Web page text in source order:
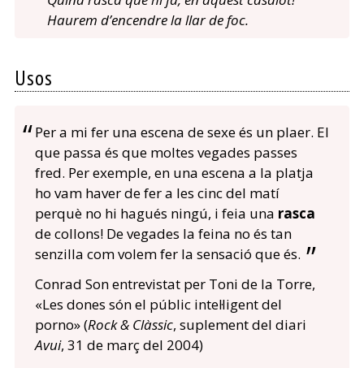
Haurem d’encendre la llar de foc.
Usos
Per a mi fer una escena de sexe és un plaer. El
que passa és que moltes vegades passes
fred. Per exemple, en una escena a la platja
ho vam haver de fer a les cinc del matí
perquè no hi hagués ningú, i feia una rasca
de collons! De vegades la feina no és tan
senzilla com volem fer la sensació que és.
Conrad Son entrevistat per Toni de la Torre,
«Les dones són el públic intel·ligent del
porno» (Rock & Clàssic, suplement del diari
Avui, 31 de març del 2004)